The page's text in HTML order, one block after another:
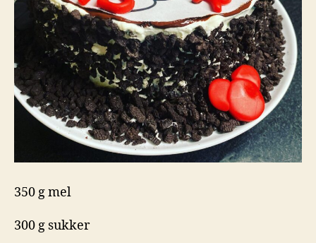
350 g mel
300 g sukker